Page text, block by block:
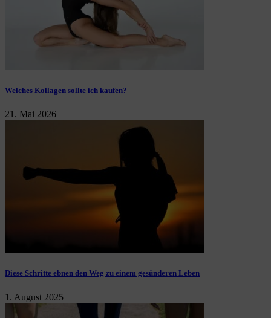
Welches Kollagen sollte ich kaufen?
21. Mai 2026
Diese Schritte ebnen den Weg zu einem gesünderen Leben
1. August 2025